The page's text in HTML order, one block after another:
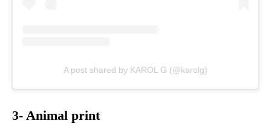
A post shared by KAROL G (@karolg)
3- Animal print